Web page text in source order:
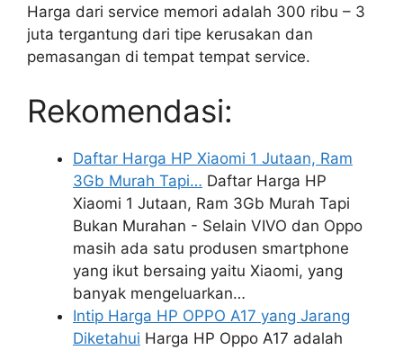
Harga dari service memori adalah 300 ribu – 3
juta tergantung dari tipe kerusakan dan
pemasangan di tempat tempat service.
Rekomendasi:
Daftar Harga HP Xiaomi 1 Jutaan, Ram
3Gb Murah Tapi… Daftar Harga HP
Xiaomi 1 Jutaan, Ram 3Gb Murah Tapi
Bukan Murahan - Selain VIVO dan Oppo
masih ada satu produsen smartphone
yang ikut bersaing yaitu Xiaomi, yang
banyak mengeluarkan…
Intip Harga HP OPPO A17 yang Jarang
Diketahui Harga HP Oppo A17 adalah